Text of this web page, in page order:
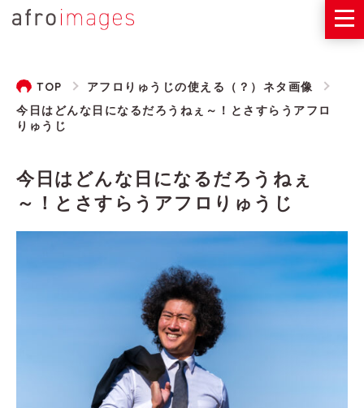
TOP
アフロりゅうじの使える（？）ネタ画像
今日はどんな日になるだろうねぇ～！とさすらうアフロ
りゅうじ
今日はどんな日になるだろうねぇ
～！とさすらうアフロりゅうじ